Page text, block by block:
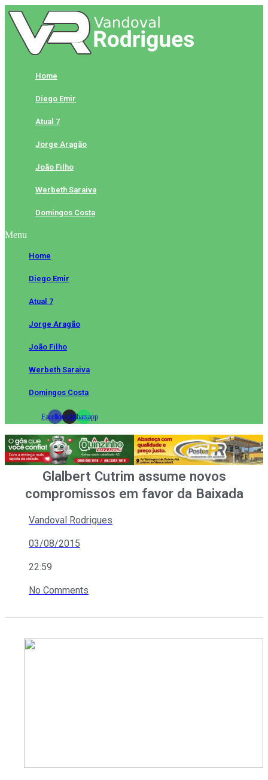
Skip
to
content
Home
Diego Emir
Atual 7
Jorge Aragão
João Filho
Werbeth Saraiva
Domingos Costa
Menu
Home
Diego Emir
Atual 7
Jorge Aragão
João Filho
Werbeth Saraiva
Domingos Costa
FacebookInstagramWhatsapp
Glalbert Cutrim assume novos
compromissos em favor da Baixada
Vandoval Rodrigues
03/08/2015
22:59
No Comments